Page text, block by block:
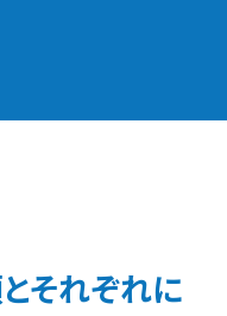
それぞれに